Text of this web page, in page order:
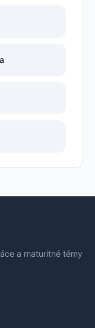
a maturitné témy